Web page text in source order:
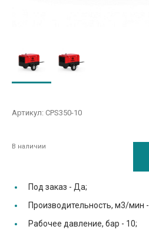
Артикул: CPS350-10
В наличии
Под заказ - Да;
Производительность, м3/мин -
Рабочее давление, бар - 10;